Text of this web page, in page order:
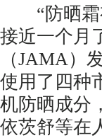
“防晒霜
接近一个月
（JAMA）
使用了四种
机防晒成分
依茨舒等在